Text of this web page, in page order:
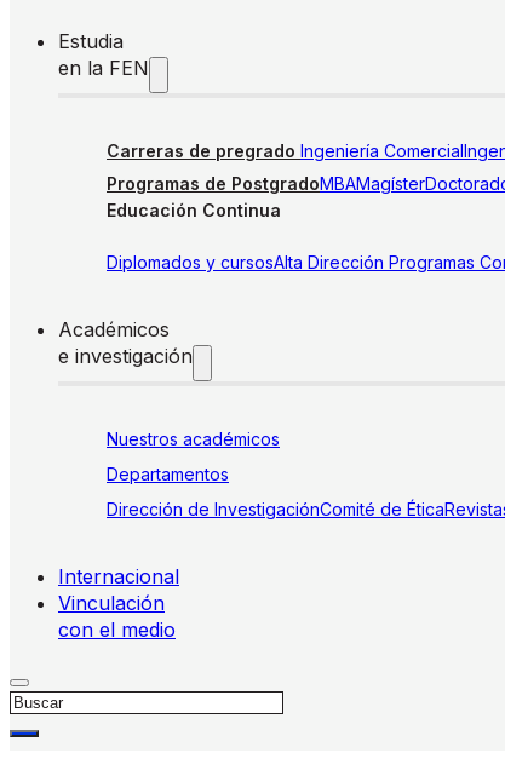
Estudia
en la FEN
Carreras de pregrado Ingeniería Comercial
Programas de PostgradoMBAMagíster
Educación Continua
Diplomados y cursosAlta Dirección Programas
Académicos
e investigación
Nuestros académicos
Departamentos
Dirección de InvestigaciónComité de Ética
Internacional
Vinculación
con el medio
Buscar